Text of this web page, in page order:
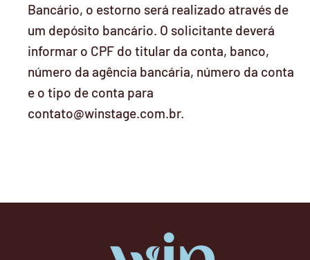
Bancário, o estorno será realizado através de
um depósito bancário. O solicitante deverá
informar o CPF do titular da conta, banco,
número da agência bancária, número da conta
e o tipo de conta para
contato@winstage.com.br.